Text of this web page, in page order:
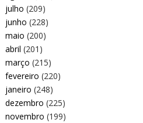
julho (209)
junho (228)
maio (200)
abril (201)
março (215)
fevereiro (220)
janeiro (248)
dezembro (225)
novembro (199)